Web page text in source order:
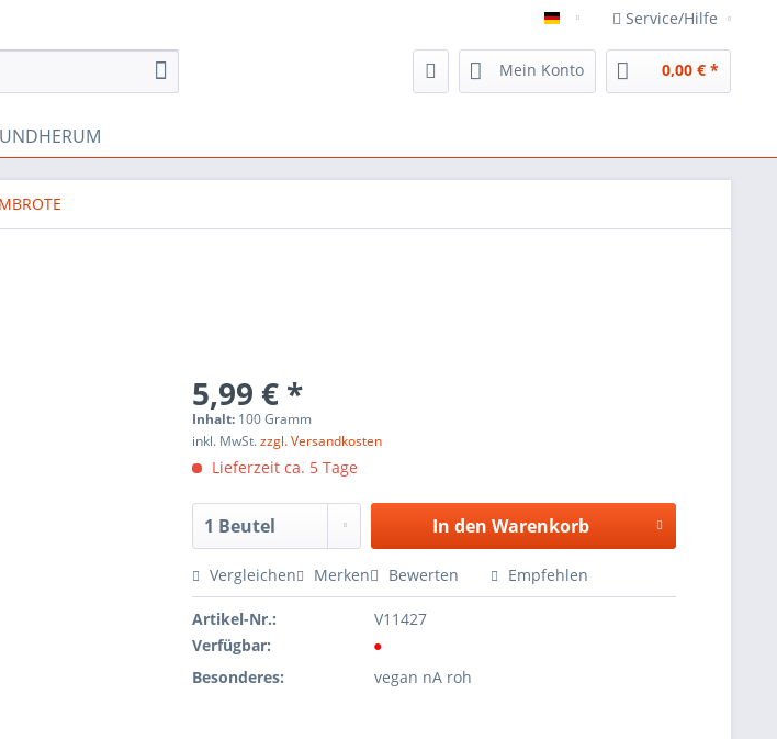
Veggie`s Delight
Service/Hilfe
Mein Konto 0,00 € *
5,99 € *
Inhalt: 100 Gramm
inkl. MwSt.zzgl. Versandkosten
Lieferzeit ca. 5 Tage
In den Warenkorb
Vergleichen Merken Bewerten Empfehlen
Artikel-Nr.:
V11427
Verfügbar:
●
Besonderes:
vegan nA roh